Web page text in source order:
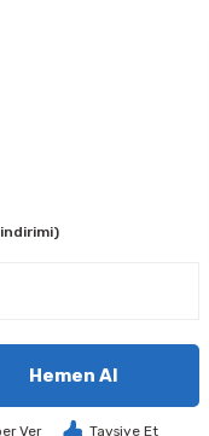
Hemen Al
Ver Tavsiye Et